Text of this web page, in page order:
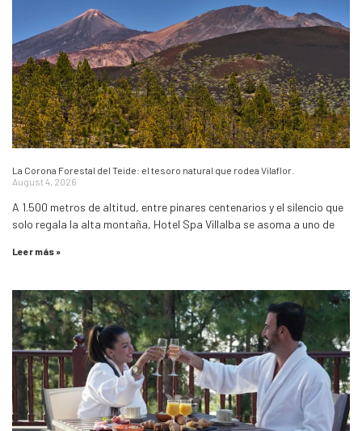
La Corona Forestal del Teide: el tesoro natural que rodea Vilaflor.
August 4, 2026
A 1.500 metros de altitud, entre pinares centenarios y el silencio que
solo regala la alta montaña, Hotel Spa Villalba se asoma a uno de
Leer más »